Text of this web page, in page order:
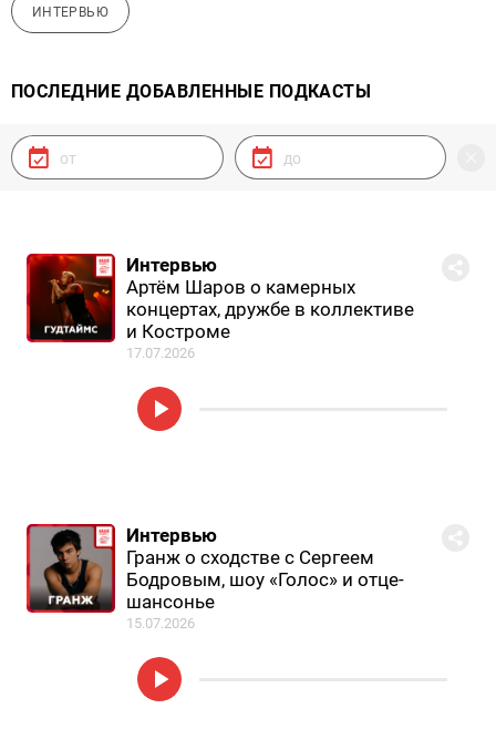
ИНТЕРВЬЮ
ПОСЛЕДНИЕ ДОБАВЛЕННЫЕ ПОДКАСТЫ
Интервью
Артём Шаров о камерных
концертах, дружбе в коллективе
и Костроме
17.07.2026
Интервью
Гранж о сходстве с Сергеем
Бодровым, шоу «Голос» и отце-
шансонье
15.07.2026